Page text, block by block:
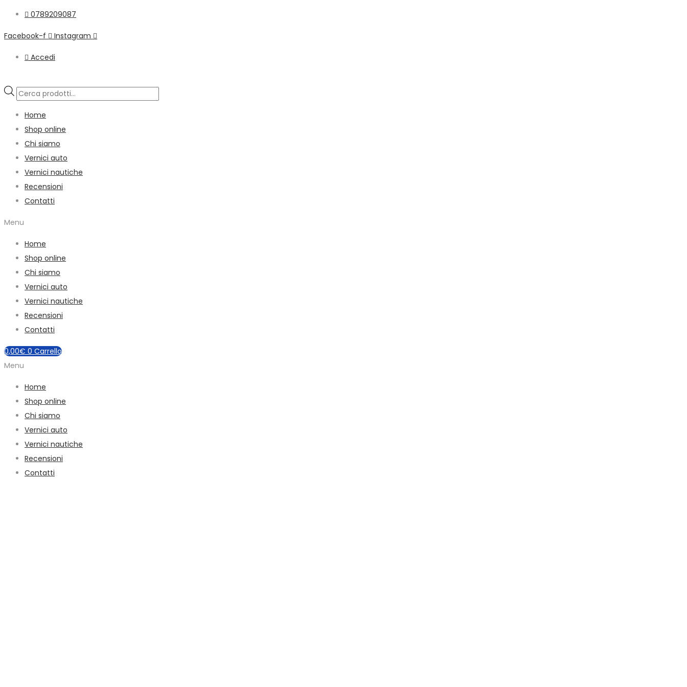
0789209087
Facebook-f Instagram
Accedi
Products
Home
Shop online
Chi siamo
Vernici auto
Vernici nautiche
Recensioni
Contatti
Menu
Home
Shop online
Chi siamo
Vernici auto
Vernici nautiche
Recensioni
Contatti
0,00€ 0 Carrello
Menu
Home
Shop online
Chi siamo
Vernici auto
Vernici nautiche
Recensioni
Contatti